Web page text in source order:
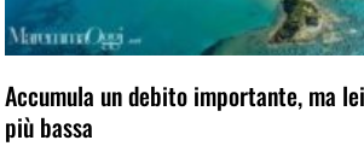
Accumula un debito importante, ma
più bassa